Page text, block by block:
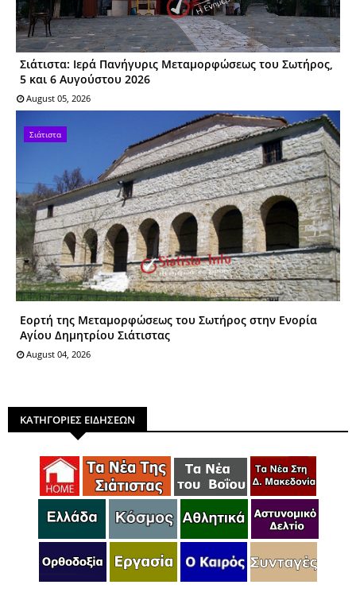
Σιάτιστα: Ιερά Πανήγυρις Μεταμορφώσεως του Σωτήρος,
5 και 6 Αυγούστου 2026
August 05, 2026
Σιάτιστα
Eορτή της Μεταμορφώσεως του Σωτήρος στην Ενορία
Αγίου Δημητρίου Σιάτιστας
August 04, 2026
ΚΑΤΗΓΟΡΙΕΣ ΕΙΔΗΣΕΩΝ